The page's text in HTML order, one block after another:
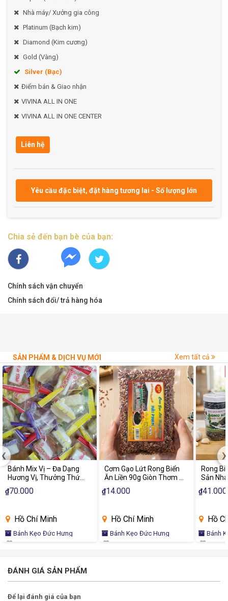
Nhà máy/ Xưởng gia công
Platinum (Bạch kim)
Diamond (Kim cương)
Gold (Vàng)
Silver (Bạc)
Điểm bán & Giao nhận
VIVINA ALL IN ONE
VIVINA ALL IN ONE CENTER
Liên hệ
Yêu cầu đặc biệt, đặt hàng tương lai - Số lượng lớn
Chia sẻ đến bạn bè của bạn:
Chính sách vận chuyển
Chính sách đổi/ trả hàng hóa
SẢN PHẨM & DỊCH VỤ MỚI Xem tất cả
Bánh Mix Vị – Đa Dạng
Hương Vị, Thưởng Thức
Trọn Vẹn
₫70.000
Hồ Chí Minh
Bánh Kẹo Đức Hưng
Cơm Gạo Lứt Rong Biển
Ăn Liền 90g Giòn Thơm Ăn
Vặt Healthy Dinh Dưỡng
₫14.000
Hồ Chí Minh
Bánh Kẹo Đức Hưng
Rong
Sản
Thơm
₫41.000
Hồ
Bánh
‹ ›
ĐÁNH GIÁ SẢN PHẨM
Để lại đánh giá của bạn